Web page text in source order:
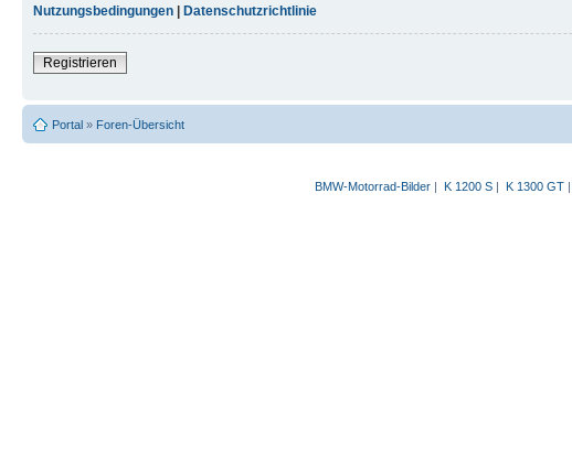
Nutzungsbedingungen
Datenschutzrichtlinie
Registrieren
Portal » Foren-Übersicht
BMW-Motorrad-Bilder| K 1200 S| K 1300 GT|